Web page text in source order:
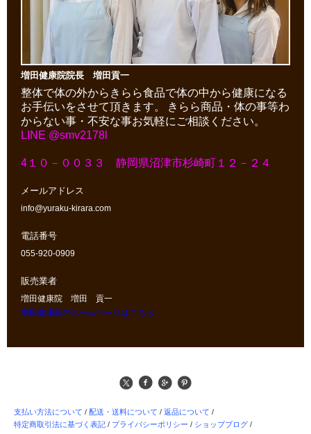
増田健康院院長 増田貢一
整体で体の外からきらら食品で体の中から健康になる
お手伝いをさせて頂きます。
きらら商品・体の事等わ
からない事・不安な事お気軽にご相談ください。
LINE @smv2178l
4１０－００３３ 静岡県沼津市杉崎町１２－２４
メールアドレス
info@yuraku-kirara.com
電話番号
055-920-0909
販売業者
増田健康院 増田 貢一
増田健康院のホームページはこちら
支払い方法について / 配送・送料について / 返品について /
特定商取引法に基づく表記 / プライバシーポリシー / ショップブログ /